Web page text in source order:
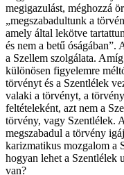
megigazulást, méghozzá
„megszabadultunk a
amely által lekötve
és nem a betű
a Szellem szolgálata.
különösen figyelemre
törvényt és a Szentlélek
valaki a törvényt, a
feltételeként, azt nem a
törvény, vagy Szentlélek.
megszabadul a törvény
karizmatikus mozgalom a
hogyan lehet a Szentlélek
van?